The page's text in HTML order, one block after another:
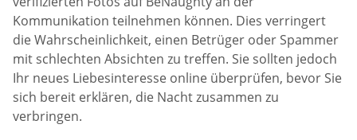
Kommunikation teilnehmen können. Dies verringert
die Wahrscheinlichkeit, einen Betrüger oder Spammer
mit schlechten Absichten zu treffen. Sie sollten jedoch
Ihr neues Liebesinteresse online überprüfen, bevor Sie
sich bereit erklären, die Nacht zusammen zu
verbringen.